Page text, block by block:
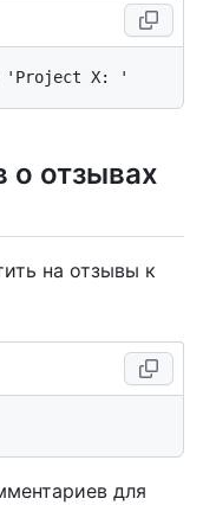
о отзывах
на отзывы к
для